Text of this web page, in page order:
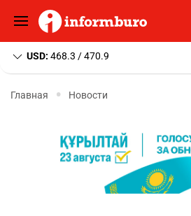
USD: 468.3 / 470.9
Главная Новости